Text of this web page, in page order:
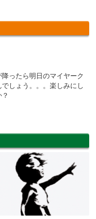
ったら明日のマイヤーク
しょう。。。楽しみにし